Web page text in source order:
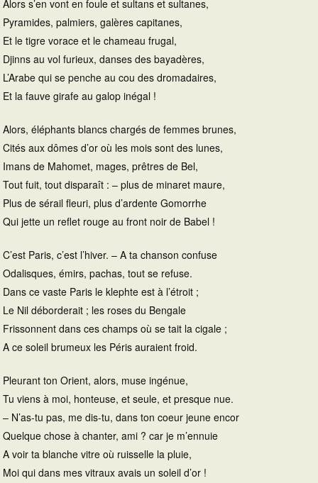
Alors s’en vont en foule et sultans et sultanes,
Pyramides, palmiers, galères capitanes,
Et le tigre vorace et le chameau frugal,
Djinns au vol furieux, danses des bayadères,
L’Arabe qui se penche au cou des dromadaires,
Et la fauve girafe au galop inégal !
Alors, éléphants blancs chargés de femmes brunes,
Cités aux dômes d’or où les mois sont des lunes,
Imans de Mahomet, mages, prêtres de Bel,
Tout fuit, tout disparaît : – plus de minaret maure,
Plus de sérail fleuri, plus d’ardente Gomorrhe
Qui jette un reflet rouge au front noir de Babel !
C’est Paris, c’est l’hiver. – A ta chanson confuse
Odalisques, émirs, pachas, tout se refuse.
Dans ce vaste Paris le klephte est à l’étroit ;
Le Nil déborderait ; les roses du Bengale
Frissonnent dans ces champs où se tait la cigale ;
A ce soleil brumeux les Péris auraient froid.
Pleurant ton Orient, alors, muse ingénue,
Tu viens à moi, honteuse, et seule, et presque nue.
– N’as-tu pas, me dis-tu, dans ton coeur jeune encor
Quelque chose à chanter, ami ? car je m’ennuie
A voir ta blanche vitre où ruisselle la pluie,
Moi qui dans mes vitraux avais un soleil d’or !